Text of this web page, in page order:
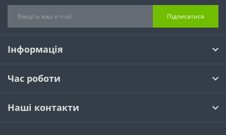
Підписатися
Інформація
Час роботи
Наші контакти